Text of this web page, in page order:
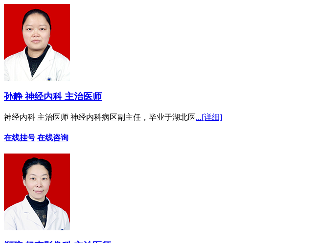
孙静 神经内科 主治医师
神经内科 主治医师 神经内科病区副主任，毕业于湖北医...[详细]
在线挂号 在线咨询